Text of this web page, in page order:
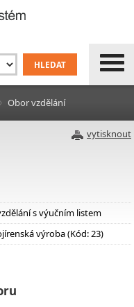
Obor vzdělání
vytisknout
s výučním listem
výroba (Kód: 23)